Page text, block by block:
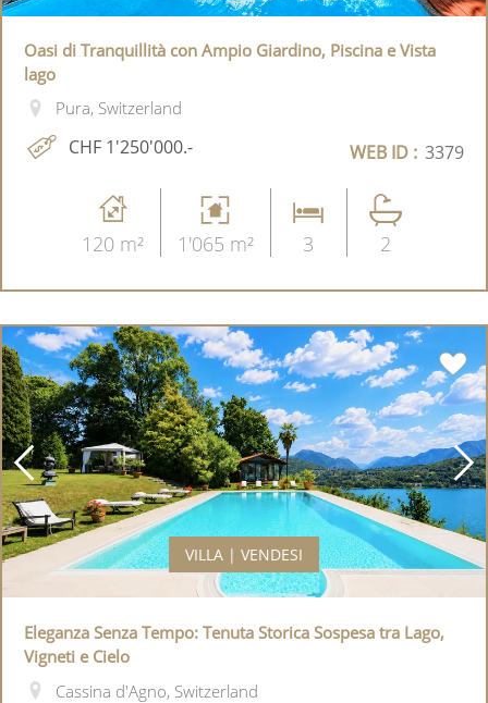
Oasi di Tranquillità con Ampio Giardino, Piscina e Vista
lago
Pura, Switzerland
CHF 1'250'000.- WEB ID : 3379
120 m² 1'065 m² 3 2
VILLA | VENDESI
Eleganza Senza Tempo: Tenuta Storica Sospesa tra Lago,
Vigneti e Cielo
Cassina d'Agno, Switzerland